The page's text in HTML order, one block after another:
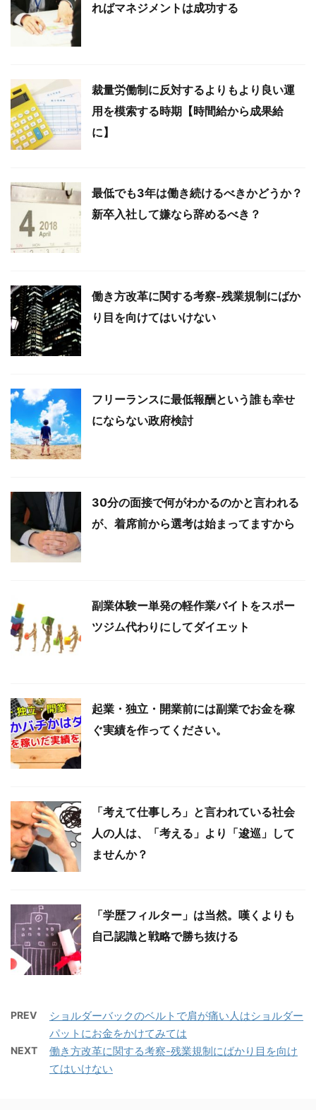
ればマネジメントは成功する
裁量労働制に反対するよりもより良い運
用を模索する時期【時間給から成果給
に】
最低でも3年は働き続けるべきかどうか？
新卒入社して嫌なら辞めるべき？
働き方改革に関する考察-残業規制にばか
り目を向けてはいけない
フリーランスに最低報酬という誰も幸せ
にならない政府検討
30分の面接で何がわかるのかと言われる
が、着席前から選考は始まってますから
副業体験ー単発の軽作業バイトをスポー
ツジム代わりにしてダイエット
起業・独立・開業前には副業でお金を稼
ぐ実績を作ってください。
「考えて仕事しろ」と言われている社会
人の人は、「考える」より「逡巡」して
ませんか？
「学歴フィルター」は当然。嘆くよりも
自己認識と戦略で勝ち抜ける
PREV
ショルダーバックのベルトで肩が痛い人はショルダー
パットにお金をかけてみては
NEXT
働き方改革に関する考察-残業規制にばかり目を向け
てはいけない